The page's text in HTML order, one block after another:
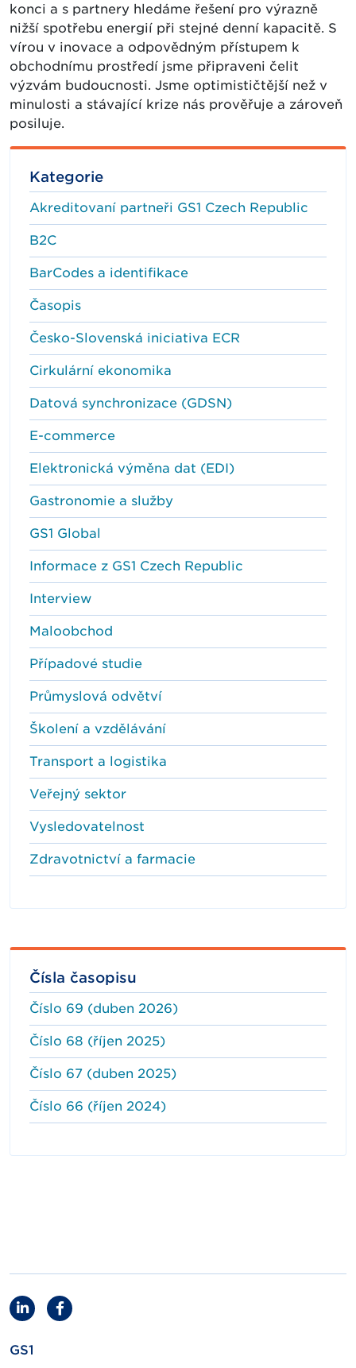
konci a s partnery hledáme řešení pro výrazně
nižší spotřebu energií při stejné denní kapacitě. S
vírou v inovace a odpovědným přístupem k
obchodnímu prostředí jsme připraveni čelit
výzvám budoucnosti. Jsme optimističtější než v
minulosti a stávající krize nás prověřuje a zároveň
posiluje.
Kategorie
Akreditovaní partneři GS1 Czech Republic
B2C
BarCodes a identifikace
Časopis
Česko-Slovenská iniciativa ECR
Cirkulární ekonomika
Datová synchronizace (GDSN)
E-commerce
Elektronická výměna dat (EDI)
Gastronomie a služby
GS1 Global
Informace z GS1 Czech Republic
Interview
Maloobchod
Případové studie
Průmyslová odvětví
Školení a vzdělávání
Transport a logistika
Veřejný sektor
Vysledovatelnost
Zdravotnictví a farmacie
Čísla časopisu
Číslo 69 (duben 2026)
Číslo 68 (říjen 2025)
Číslo 67 (duben 2025)
Číslo 66 (říjen 2024)
GS1